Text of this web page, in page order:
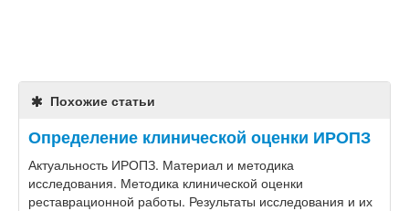
Похожие статьи
Определение клинической оценки ИРОПЗ
Актуальность ИРОПЗ. Материал и методика
исследования. Методика клинической оценки
реставрационной работы. Результаты исследования и их